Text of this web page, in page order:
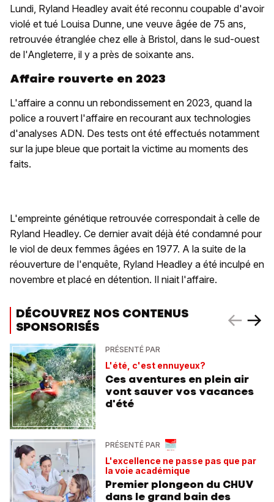
Lundi, Ryland Headley avait été reconnu coupable d'avoir
violé et tué Louisa Dunne, une veuve âgée de 75 ans,
retrouvée étranglée chez elle à Bristol, dans le sud-ouest
de l'Angleterre, il y a près de soixante ans.
Affaire rouverte en 2023
L'affaire a connu un rebondissement en 2023, quand la
police a rouvert l'affaire en recourant aux technologies
d'analyses ADN. Des tests ont été effectués notamment
sur la jupe bleue que portait la victime au moments des
faits.
L'empreinte génétique retrouvée correspondait à celle de
Ryland Headley. Ce dernier avait déjà été condamné pour
le viol de deux femmes âgées en 1977. A la suite de la
réouverture de l'enquête, Ryland Headley a été inculpé en
novembre et placé en détention. Il niait l'affaire.
DÉCOUVREZ NOS CONTENUS
SPONSORISÉS
PRÉSENTÉ PAR
L'été, c'est ennuyeux?
Ces aventures en plein air
vont sauver vos vacances
d'été
PRÉSENTÉ PAR
L'excellence ne passe pas que par
la voie académique
Premier plongeon du CHUV
dans le grand bain des